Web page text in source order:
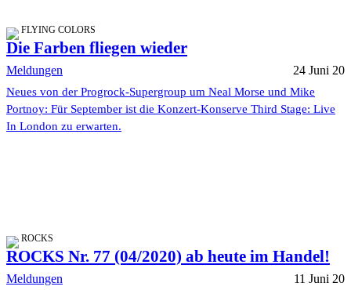
FLYING COLORS
Die Farben fliegen wieder
Meldungen 24 Juni 20
Neues von der Progrock-Supergroup um Neal Morse und Mike
Portnoy: Für September ist die Konzert-Konserve Third Stage: Live
In London zu erwarten.
ROCKS
ROCKS Nr. 77 (04/2020) ab heute im Handel!
Meldungen 11 Juni 20